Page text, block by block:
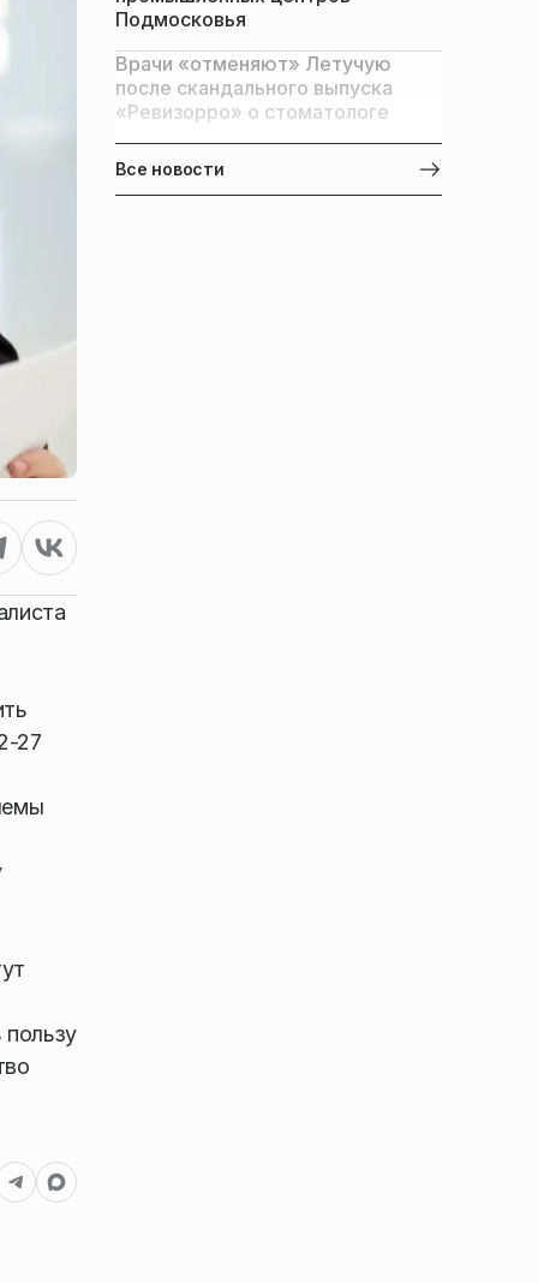
27
Подмосковья
Врачи «отменяют» Летучую
после скандального выпуска
«Ревизорро» о стоматологе
Все новости